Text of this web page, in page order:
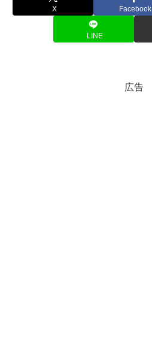
X Facebook
LINE
広告